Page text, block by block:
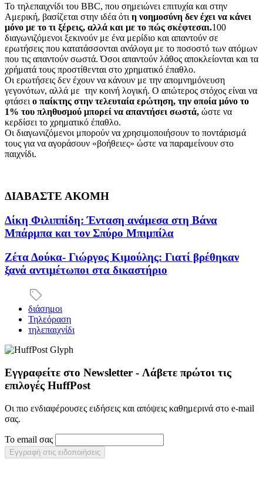
To τηλεπαιχνίδι του BBC, που σημειώνει επιτυχία και στην
Αμερική, βασίζεται στην ιδέα ότι η νοημοσύνη δεν έχει να κάνει
μόνο με το τι ξέρεις, αλλά και με το πώς σκέφτεσαι.100
διαγωνιζόμενοι ξεκινούν με ένα μερίδιο και απαντούν σε
ερωτήσεις που κατατάσσονται ανάλογα με το ποσοστό των ατόμων
που τις απαντούν σωστά. Όσοι απαντούν λάθος αποκλείονται και τα
χρήματά τους προστίθενται στο χρηματικό έπαθλο.
Οι ερωτήσεις δεν έχουν να κάνουν με την απομνημόνευση
γεγονότων, αλλά με την κοινή λογική. Ο απώτερος στόχος είναι να
φτάσει ο παίκτης στην τελευταία ερώτηση, την οποία μόνο το
1% του πληθυσμού μπορεί να απαντήσει σωστά, ώστε να
κερδίσει το χρηματικό έπαθλο.
Οι διαγωνιζόμενοι μπορούν να χρησιμοποιήσουν το ποντάρισμά
τους για να αγοράσουν «βοήθειες» ώστε να παραμείνουν στο
παιχνίδι.
ΔΙΑΒΑΣΤΕ ΑΚΟΜΗ
Δίκη Φιλιππίδη: Ένταση ανάμεσα στη Βάνα
Μπάρμπα και τον Σπύρο Μπιμπίλα
Ζέτα Δούκα- Γιώργος Κιμούλης: Γιατί βρέθηκαν
ξανά αντιμέτωποι στα δικαστήριο
διάσημοι
Τηλεόραση
τηλεπαιχνίδι
Εγγραφείτε στο Newsletter - Λάβετε πρώτοι τις
επιλογές HuffPost
Οι πιο ενδιαφέρουσες ειδήσεις και απόψεις καθημερινά στο e-mail
σας.
Το email σας
Εγγραφή στις ειδοποιήσεις